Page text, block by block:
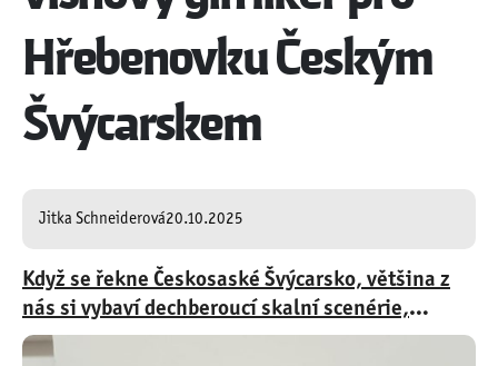
Hřebenovku Českým
Švýcarskem
Jitka Schneiderová20.10.2025
Když se řekne Českosaské Švýcarsko, většina z
nás si vybaví dechberoucí skalní scenérie,
nekonečné výhledy a dálkovou trasu